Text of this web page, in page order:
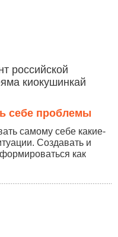
российской
киокушинкай
себе проблемы
самому себе какие-
Создавать и
как